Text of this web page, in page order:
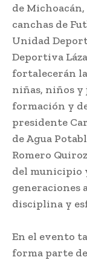
de
canchas de
Unidad
Deportiva
fortalecerán
niñas, niños y
formación y
presidente
de Agua
Romero
del municipio
generaciones
disciplina y
En el evento
forma parte